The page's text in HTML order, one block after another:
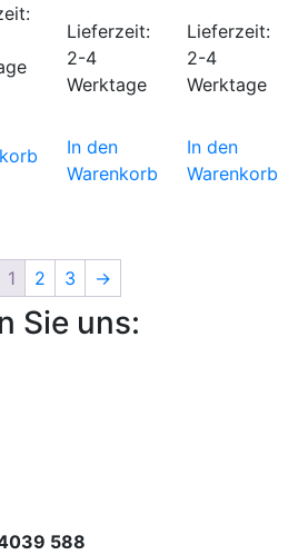
Lieferzeit:
2-4
Werktage
In den
Warenkorb
Lieferzeit:
2-4
Werktage
In den
Warenkorb
1 2 3 →
Sie uns:
588